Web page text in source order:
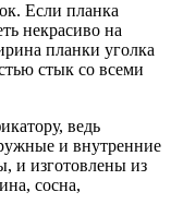
Если планка
некрасиво на
планки уголка
стык со всеми
ведь
и внутренние
и изготовлены из
сосна,